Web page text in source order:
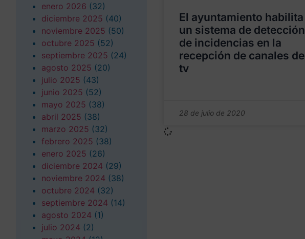
enero 2026 (32)
diciembre 2025 (40)
noviembre 2025 (50)
octubre 2025 (52)
septiembre 2025 (24)
agosto 2025 (20)
julio 2025 (43)
junio 2025 (52)
mayo 2025 (38)
abril 2025 (38)
marzo 2025 (32)
febrero 2025 (38)
enero 2025 (26)
diciembre 2024 (29)
noviembre 2024 (38)
octubre 2024 (32)
septiembre 2024 (14)
agosto 2024 (1)
julio 2024 (2)
El ayuntamiento habilita
un sistema de detección
de incidencias en la
recepción de canales de
tv
28 de julio de 2020